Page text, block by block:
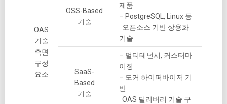
OAS
기술
측면
구성
요소
OSS-Based
기술
제품
– PostgreSQL, Linux 등
오픈소스 기반 상용화
기술
SaaS-
Based
기술
– 멀티테넌시, 커스터마
이징
– 도커 하이퍼바이저 기
반
OAS 딜리버리 기술 구